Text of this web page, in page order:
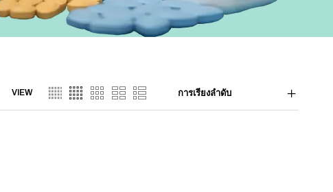
VIEW การเรียงลำดับ